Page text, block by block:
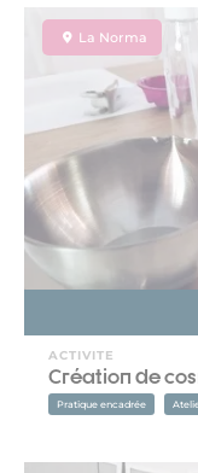
La Norma
ACTIVITE
Création de
Pratique encadrée